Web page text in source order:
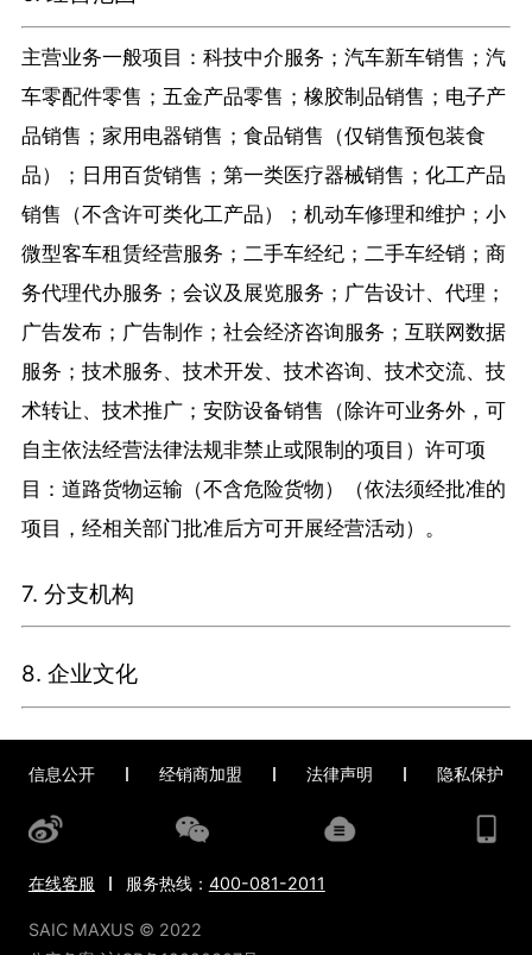
主营业务一般项目：科技中介服务；汽车新车销售；汽
车零配件零售；五金产品零售；橡胶制品销售；电子产
品销售；家用电器销售；食品销售（仅销售预包装食
品）；日用百货销售；第一类医疗器械销售；化工产品
销售（不含许可类化工产品）；机动车修理和维护；小
微型客车租赁经营服务；二手车经纪；二手车经销；商
务代理代办服务；会议及展览服务；广告设计、代理；
广告发布；广告制作；社会经济咨询服务；互联网数据
服务；技术服务、技术开发、技术咨询、技术交流、技
术转让、技术推广；安防设备销售（除许可业务外，可
自主依法经营法律法规非禁止或限制的项目）许可项
目：道路货物运输（不含危险货物）（依法须经批准的
项目，经相关部门批准后方可开展经营活动）。
7. 分支机构
8. 企业文化
信息公开 经销商加盟 法律声明 隐私保护
在线客服 服务热线： 400-081-2011
SAIC MAXUS © 2022